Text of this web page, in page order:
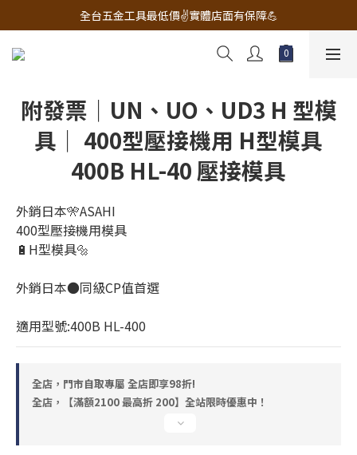
🔧電動工具&五金唯一首選 宇慶五金網拍🔧
全台五金工具最低價✌️實體店面有保障💪
配有專業維修部門🔧品質保修一年📌
附發票｜UN、UO、UD3 H 型模
具｜ 400型壓接機用 H型模具
400B HL-40 壓接模具
外銷日本🎌ASAHI
400型壓接機用模具
🔋H型模具🔩
外銷日本●同級CP值首選
適用型號:400B HL-400
全店，門市自取專屬 全店即享98折!
全店，【滿額2100 最高折 200】全站限時優惠中！